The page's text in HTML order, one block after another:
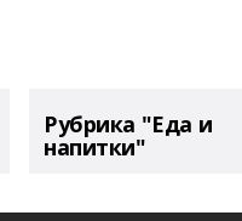
Рубрика "Еда и
напитки"